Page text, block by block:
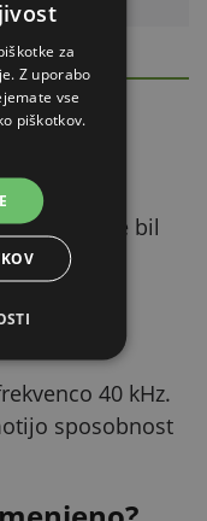
je bil
40 kHz.
sposobnost
za
Z uporabo
vse
piškotkov.